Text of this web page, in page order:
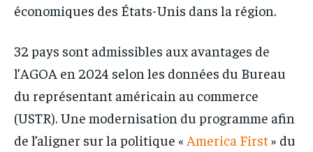
économiques des États-Unis dans la région.
32 pays sont admissibles aux avantages de
l’AGOA en 2024 selon les données du Bureau
du représentant américain au commerce
(USTR). Une modernisation du programme afin
de l’aligner sur la politique « America First» du